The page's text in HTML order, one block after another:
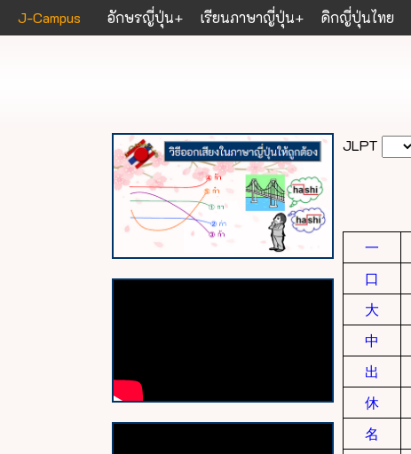
J-Campus อักษรญี่ปุ่น เรียนภาษาญี่ปุ่น ดิกญี่ปุ่นไทย
JLPT
一
口
大
中
出
休
名